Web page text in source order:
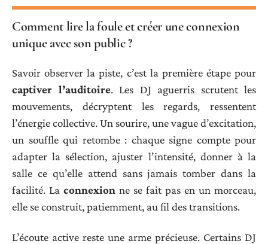
Comment lire la foule et créer une connexion
unique avec son public ?
Savoir observer la piste, c’est la première étape pour
captiver l’auditoire. Les DJ aguerris scrutent les
mouvements, décryptent les regards, ressentent
l’énergie collective. Un sourire, une vague d’excitation,
un souffle qui retombe : chaque signe compte pour
adapter la sélection, ajuster l’intensité, donner à la
salle ce qu’elle attend sans jamais tomber dans la
facilité. La connexion ne se fait pas en un morceau,
elle se construit, patiemment, au fil des transitions.
L’écoute active reste une arme précieuse. Certains DJ